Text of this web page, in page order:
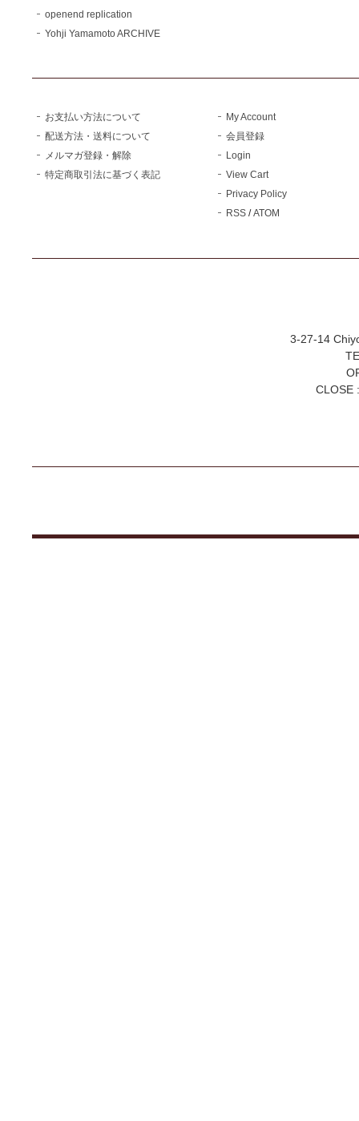
openend replication
Yohji Yamamoto ARCHIVE
お支払い方法について
配送方法・送料について
メルマガ登録・解除
特定商取引法に基づく表記
My Account
会員登録
Login
View Cart
Privacy Policy
RSS/ATOM
3-27-14
CLOSE